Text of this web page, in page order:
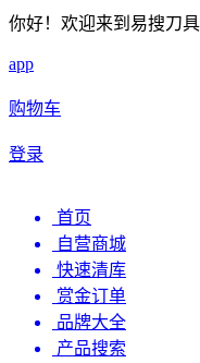
你好！欢迎来到易搜刀
app
购物车
登录
首页
自营商城
快速清库
赏金订单
品牌大全
产品搜索